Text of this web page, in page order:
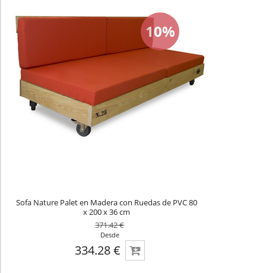
10%
Sofa Nature Palet en Madera con Ruedas de PVC 80
x 200 x 36 cm
371.42 €
Desde
334.28 €